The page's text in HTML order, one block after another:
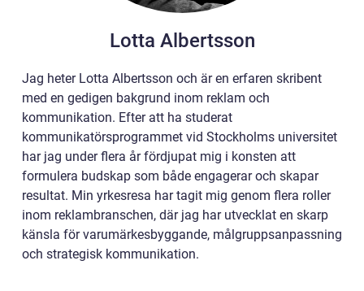
Lotta Albertsson
Jag heter Lotta Albertsson och är en erfaren skribent
med en gedigen bakgrund inom reklam och
kommunikation. Efter att ha studerat
kommunikatörsprogrammet vid Stockholms universitet
har jag under flera år fördjupat mig i konsten att
formulera budskap som både engagerar och skapar
resultat. Min yrkesresa har tagit mig genom flera roller
inom reklambranschen, där jag har utvecklat en skarp
känsla för varumärkesbyggande, målgruppsanpassning
och strategisk kommunikation.